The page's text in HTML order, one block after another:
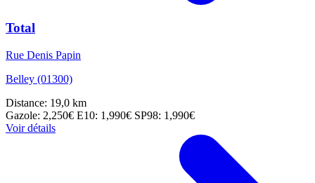
Total
Rue Denis Papin
Belley (01300)
Distance: 19,0 km
Gazole: 2,250€ E10: 1,990€ SP98: 1,990€
Voir détails